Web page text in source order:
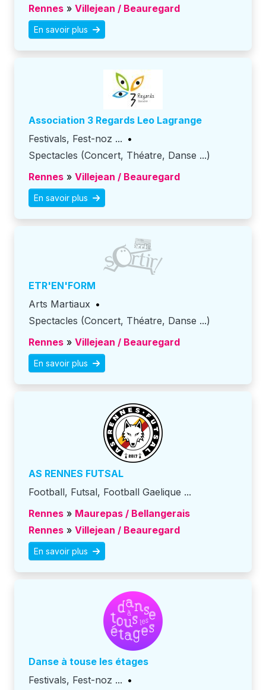
Rennes » Villejean / Beauregard
En savoir plus
Association 3 Regards Leo Lagrange
Festivals, Fest-noz ... •
Spectacles (Concert, Théatre, Danse ...)
Rennes » Villejean / Beauregard
En savoir plus
ETR'EN'FORM
Arts Martiaux •
Spectacles (Concert, Théatre, Danse ...)
Rennes » Villejean / Beauregard
En savoir plus
AS RENNES FUTSAL
Football, Futsal, Football Gaelique ...
Rennes » Maurepas / Bellangerais
Rennes » Villejean / Beauregard
En savoir plus
Danse à touse les étages
Festivals, Fest-noz ... •